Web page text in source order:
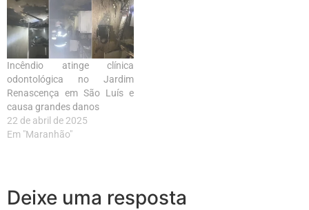
Incêndio atinge clínica
odontológica no Jardim
Renascença em São Luís e
causa grandes danos
22 de abril de 2025
Em "Maranhão"
Deixe uma resposta